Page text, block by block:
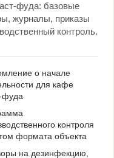
фуда: базовые
журналы, приказы
контроль.
о начале
для кафе
фуда
контроля
формата объекта
на дезинфекцию,